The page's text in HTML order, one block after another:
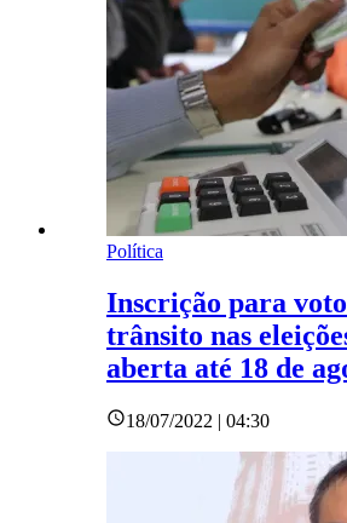
Política
Inscrição para
trânsito nas
aberta até 18 de
18/07/2022 | 04:30